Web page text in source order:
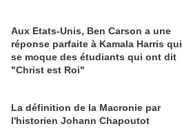
Aux Etats-Unis, Ben Carson a une
réponse parfaite à Kamala Harris qui
se moque des étudiants qui ont dit
"Christ est Roi"
La définition de la Macronie par
l'historien Johann Chapoutot